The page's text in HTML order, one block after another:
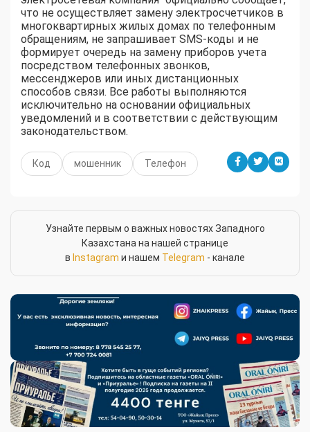
что не осуществляет замену электросчетчиков в
многоквартирных жилых домах по телефонным
обращениям, не запрашивает SMS-коды и не
формирует очередь на замену приборов учета
посредством телефонных звонков,
мессенджеров или иных дистанционных
способов связи. Все работы выполняются
исключительно на основании официальных
уведомлений и в соответствии с действующим
законодательством.
Код мошенник Телефон
Узнайте первым о важных новостях Западного
Казахстана на нашей странице
в Instagram и нашем Telegram - канале